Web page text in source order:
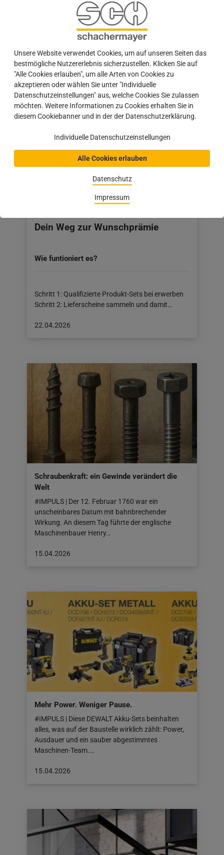
Unsere Website verwendet Cookies, um auf unseren Seiten das
bestmögliche Nutzererlebnis sicherzustellen. Klicken Sie auf
"Alle Cookies erlauben", um alle Arten von Cookies zu
akzeptieren oder wählen Sie unter "Individuelle
Datenschutzeinstellungen" aus, welche Cookies Sie zulassen
möchten. Weitere Informationen zu Cookies erhalten Sie in
diesem Cookiebanner und in der der Datenschutzerklärung.
Individuelle Datenschutzeinstellungen
Alle Cookies erlauben
Datenschutz
Impressum
#IMPULS | Wer Möbel plant, baut für Jahre.
Genau dafür gibt es jetzt zwei exklusive Lösungen
bei Schachermayer. Moove von L&S bringt Licht…
Beitrag
veröffentlicht
am:
13.05.2026
13.05.2026
Hawa`s Handwerker WM-Aktion
Dein Weg zur Wunschprämie
Wie funtioniert es?
Schritt 1: Qualifizierte Produkt-Sets bei erwerben
Schritt 2: Lieferscheine sammeln und damit…
Beitrag
22.04.2026
Schraubenkraft: ein Gewinde verändert die
Welt
#IMPULS | Der 12. Februar 1760 war ein
unscheinbares Datum mit bahnbrechender
Wirkung. An diesem Tag führte der englische
Maschinenbauer Henry…
Beitrag
15.04.2026
Mehr Power. Weniger Pause.
#IMPULS | Diese DEWALT Akku-Sets beinhalten
alles, was auf der Baustelle wirklich zählt: Power,
Ausdauer und ein sauber abgestimmtes
Maschinen-Team.…
Beitrag
15.04.2026